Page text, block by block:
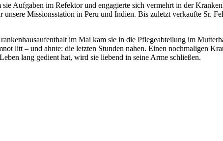
Aufgaben im Refektor und engagierte sich vermehrt in der
Missionsstation in Peru und Indien. Bis zuletzt verkaufte Sr.
im Mai kam sie in die Pflegeabteilung im
litt – und ahnte: die letzten Stunden nahen. Einen nochmaligen
lang gedient hat, wird sie liebend in seine Arme schließen.